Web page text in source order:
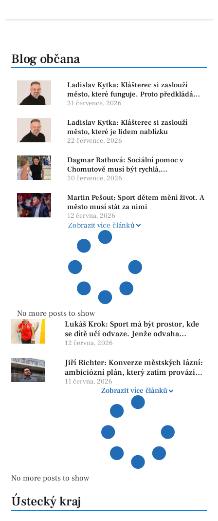
Blog občana
Ladislav Kytka: Klášterec si zaslouží
město, které funguje. Proto předkládáme
program, který řeší skutečné problémy
31 července, 2026
Ladislav Kytka: Klášterec si zaslouží
město, které je lidem nablízku
22 července, 2026
Dagmar Rathová: Sociální pomoc v
Chomutově musí být rychlá,
srozumitelná a férová. Ne udržovat lidi v
20 července, 2026
Martin Pešout: Sport dětem mění život. A
město musí stát za nimi
12 června, 2026
Zobrazit více článků
No more posts to show
Lukáš Krok: Sport má být prostor, kde
se dítě učí odvaze. Jenže odvaha
neroste tam, kde se bojí udělat chybu.
12 června, 2026
Jiří Richter: Konverze městských lázní:
ambiciózní plán, který zatím provází
více otazníků než jistot
11 června, 2026
Zobrazit více článků
No more posts to show
Ústecký kraj